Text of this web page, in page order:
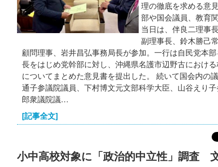
理の徹底を求める意
部や国会議員、教育
当日は、伴良二理事
副理事長、鈴木勝己
顧問理事、岩井昌弘事務局長が参加。一行は自民党本
長をはじめ党幹部に対し、沖縄県名護市辺野古におけ
についてまとめた意見書を提出した。 続いて国会内の
通子参議院議員、下村博文元文部科学大臣、山谷えり
郎衆議院議…
[記事全文]
小中高校対象に「政治的中立性」調査